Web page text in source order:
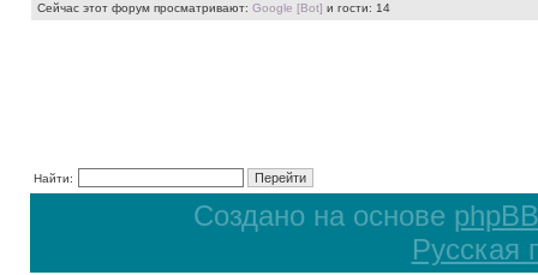
Сейчас этот форум просматривают: Google [Bot] и гости: 14
Найти:
Создано на основе phpBB
Русская